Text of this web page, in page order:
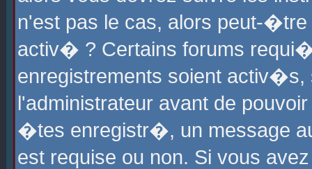
n'est pas le cas, alors peut-
activ� ? Certains forums
enregistrements soient
l'administrateur avant de
�tes enregistr�, un message
est requise ou non. Si vous